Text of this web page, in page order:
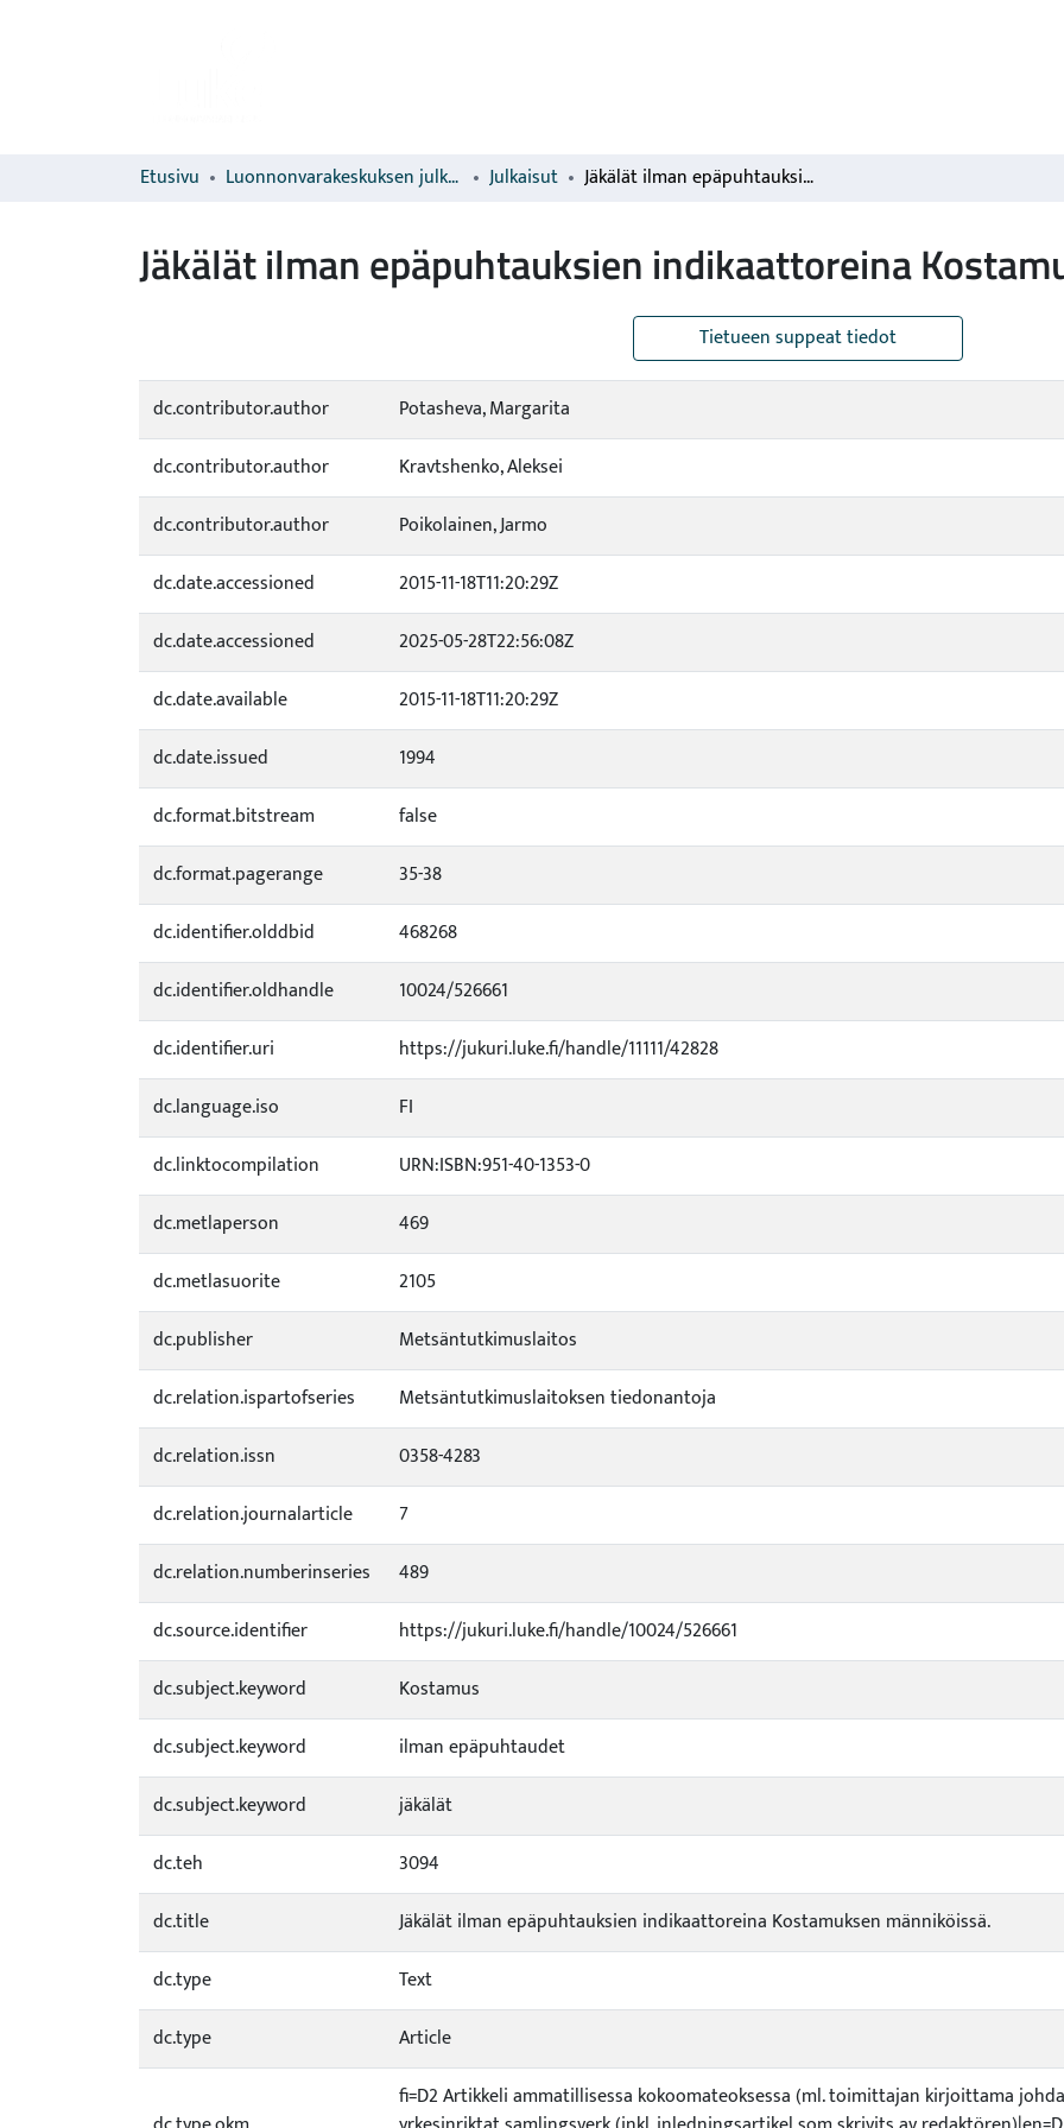
Etusivu Luonnonvarakeskuksen julkaisut Julkaisut Jäkälät ilman epäpuhtauksien indikaattoreina Kostamuksen männiköissä.
Jäkälät ilman epäpuhtauksien indikaattoreina
Tietueen suppeat tiedot
dc.contributor.author
Potasheva, Margarita
dc.contributor.author
Kravtshenko, Aleksei
dc.contributor.author
Poikolainen, Jarmo
dc.date.accessioned
2015-11-18T11:20:29Z
dc.date.accessioned
2025-05-28T22:56:08Z
dc.date.available
2015-11-18T11:20:29Z
dc.date.issued
1994
dc.format.bitstream
false
dc.format.pagerange
35-38
dc.identifier.olddbid
468268
dc.identifier.oldhandle
10024/526661
dc.identifier.uri
https://jukuri.luke.fi/handle/11111/42828
dc.language.iso
FI
dc.linktocompilation
URN:ISBN:951-40-1353-0
dc.metlaperson
469
dc.metlasuorite
2105
dc.publisher
Metsäntutkimuslaitos
dc.relation.ispartofseries
Metsäntutkimuslaitoksen tiedonantoja
dc.relation.issn
0358-4283
dc.relation.journalarticle
7
dc.relation.numberinseries
489
dc.source.identifier
https://jukuri.luke.fi/handle/10024/526661
dc.subject.keyword
Kostamus
dc.subject.keyword
ilman epäpuhtaudet
dc.subject.keyword
jäkälät
dc.teh
3094
dc.title
Jäkälät ilman epäpuhtauksien indikaattoreina Kostamuksen männiköissä.
dc.type
Text
dc.type
Article
fi=D2 Artikkeli ammatillisessa kokoomateoksessa (ml. toimittajan kirjoittama